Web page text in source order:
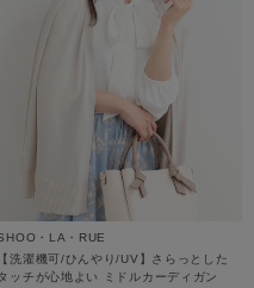
・LA・RUE
【洗濯機可/ひんやり/UV】さらっとした
ッチが心地よい ミドルカーディガン